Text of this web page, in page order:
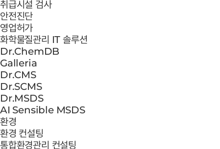
취급시설 검사
안전진단
영업허가
화학물질관리 IT 솔루션
Dr.ChemDB
Galleria
Dr.CMS
Dr.SCMS
Dr.MSDS
AI Sensible MSDS
환경
환경 컨설팅
통합환경관리 컨설팅